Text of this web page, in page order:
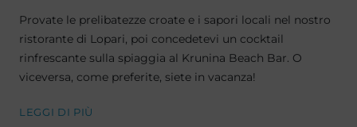
Provate le prelibatezze croate e i sapori locali nel nostro
ristorante di Lopari, poi concedetevi un cocktail
rinfrescante sulla spiaggia al Krunina Beach Bar. O
viceversa, come preferite, siete in vacanza!
LEGGI DI PIÙ